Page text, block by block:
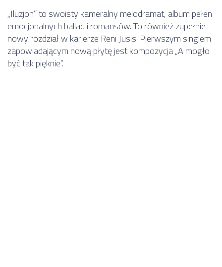
„Iluzjon” to swoisty kameralny melodramat, album pełen
emocjonalnych ballad i romansów. To również zupełnie
nowy rozdział w karierze Reni Jusis. Pierwszym singlem
zapowiadającym nową płytę jest kompozycja „A mogło
być tak pięknie”.